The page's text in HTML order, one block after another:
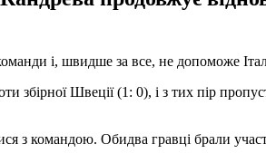
і, швидше за все, не допоможе
Швеції (1: 0), і з тих пір
з командою. Обидва гравці брали